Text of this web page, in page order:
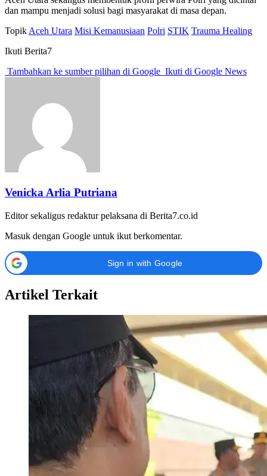
dan mampu menjadi solusi bagi masyarakat di masa depan.
TopikAceh Utara Misi Kemanusiaan Polri STIK Trauma Healing
Ikuti Berita7
Tambahkan ke sumber pilihan di Google Ikuti di Google News
Venicka Arlia Putriana
Editor sekaligus redaktur pelaksana di Berita7.co.id
Masuk dengan Google untuk ikut berkomentar.
Sign in with Google
Artikel Terkait